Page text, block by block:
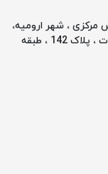
مرکزی ، شهر ارومیه،
محله نبوت ، کوچه شانزدهم[اول نگین] ، بلوار نبوت ، پلاک 142 ، طبقه